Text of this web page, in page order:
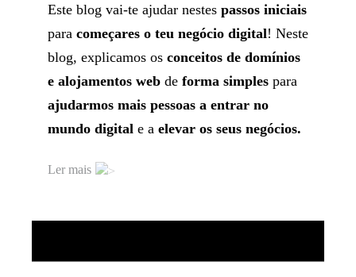
Este blog vai-te ajudar nestes passos iniciais
para começares o teu negócio digital! Neste
blog, explicamos os conceitos de domínios
e alojamentos web de forma simples para
ajudarmos mais pessoas a entrar no
mundo digital e a elevar os seus negócios.
Ler mais